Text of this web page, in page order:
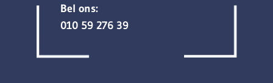
Bel ons:
010 59 276 39